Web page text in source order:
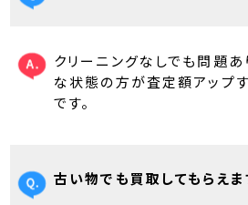
クリーニングなしでも問題あ
な状態の方が査定額アップ
です。
古い物でも買取してもらえま